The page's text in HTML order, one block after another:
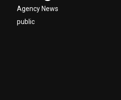
Agency News
public